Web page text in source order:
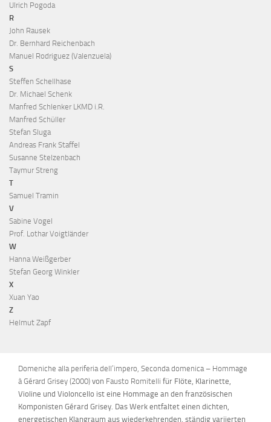
Domeniche alla periferia dell’impero, Seconda domenica – Hommage
à Gérard Grisey (2000) von Fausto Romitelli für Flöte, Klarinette,
Violine und Violoncello ist eine Hommage an den französischen
Komponisten Gérard Grisey. Das Werk entfaltet einen dichten,
energetischen Klangraum aus wiederkehrenden, ständig variierten
Ulrich Pogoda
R
John Rausek
Dr. Bernhard Reichenbach
Manuel Rodriguez (Valenzuela)
S
Steffen Schellhase
Dr. Michael Schenk
Manfred Schlenker LKMD i.R.
Manfred Schüller
Stefan Sluga
Andreas Frank Staffel
Susanne Stelzenbach
Taymur Streng
T
Samuel Tramin
V
Sabine Vogel
Prof. Lothar Voigtländer
W
Hanna Weißgerber
Stefan Georg Winkler
X
Xuan Yao
Z
Helmut Zapf